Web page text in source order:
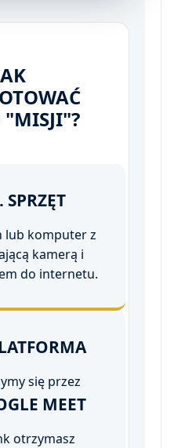
"MISJI"?
SPRZĘT
lub komputer z
kamerą i
do internetu.
się przez
MEET
otrzymasz